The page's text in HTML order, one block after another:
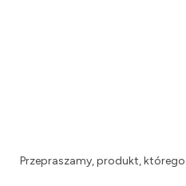
Przepraszamy, produkt,